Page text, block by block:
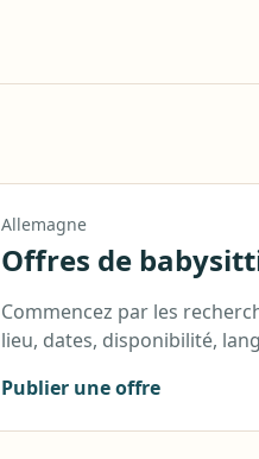
Allemagne
Offres de
Commencez par les
lieu, dates, disponibilité,
Publier une offre